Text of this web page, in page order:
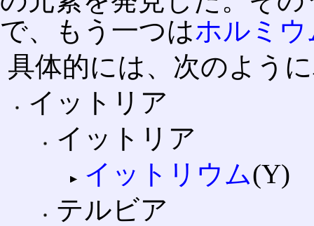
で、もう一つはホルミウ
具体的には、次のよう
イットリア
イットリア
イットリウム(Y)
テルビア